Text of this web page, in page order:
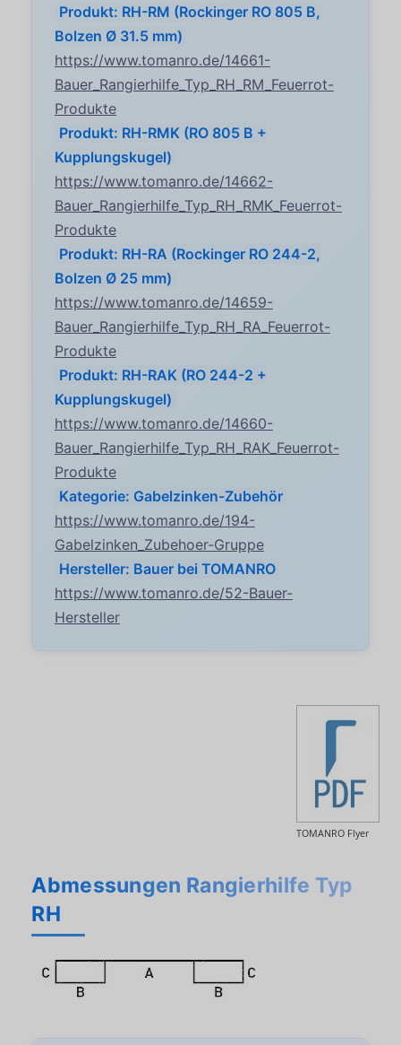
Produkt: RH-RM (Rockinger RO 805 B,
Bolzen Ø 31.5 mm)
https://www.tomanro.de/14661-
Bauer_Rangierhilfe_Typ_RH_RM_Feuerrot-
Produkte
Produkt: RH-RMK (RO 805 B +
Kupplungskugel)
https://www.tomanro.de/14662-
Bauer_Rangierhilfe_Typ_RH_RMK_Feuerrot-
Produkte
Produkt: RH-RA (Rockinger RO 244-2,
Bolzen Ø 25 mm)
https://www.tomanro.de/14659-
Bauer_Rangierhilfe_Typ_RH_RA_Feuerrot-
Produkte
Produkt: RH-RAK (RO 244-2 +
Kupplungskugel)
https://www.tomanro.de/14660-
Bauer_Rangierhilfe_Typ_RH_RAK_Feuerrot-
Produkte
Kategorie: Gabelzinken-Zubehör
https://www.tomanro.de/194-
Gabelzinken_Zubehoer-Gruppe
Hersteller: Bauer bei TOMANRO
https://www.tomanro.de/52-Bauer-
Hersteller
TOMANRO Flyer
Abmessungen Rangierhilfe Typ
RH